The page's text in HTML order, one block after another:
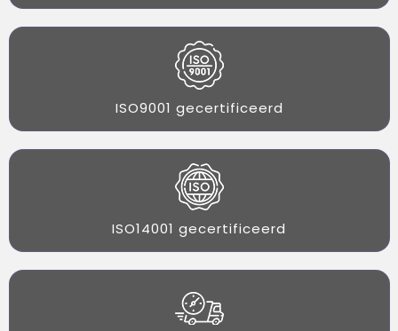
ISO9001 gecertificeerd
ISO14001 gecertificeerd